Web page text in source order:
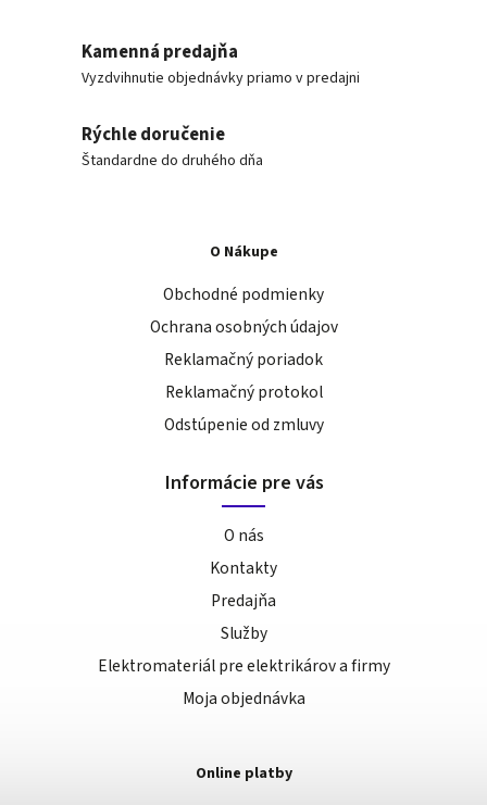
Kamenná predajňa
Vyzdvihnutie objednávky priamo v predajni
Rýchle doručenie
Štandardne do druhého dňa
O Nákupe
Obchodné podmienky
Ochrana osobných údajov
Reklamačný poriadok
Reklamačný protokol
Odstúpenie od zmluvy
Informácie pre vás
O nás
Kontakty
Predajňa
Služby
Elektromateriál pre elektrikárov a firmy
Moja objednávka
Online platby